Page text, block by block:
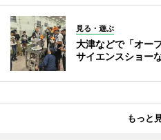
見る・遊ぶ
大津などで「オー
サイエンスショー
もっと